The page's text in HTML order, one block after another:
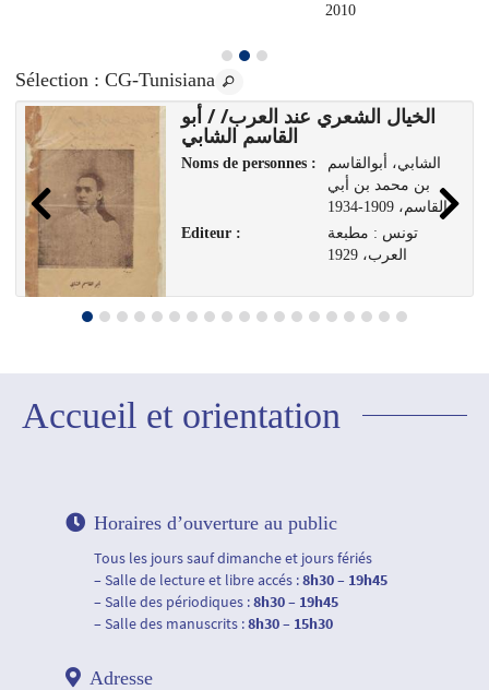
2010
Sélection : CG-Tunisiana
الخيال الشعري عند العرب/ / أبو
القاسم الشابي
Noms de personnes :
الشابي، أبوالقاسم
بن محمد بن أبي
القاسم، 1909-1934
Editeur :
تونس : مطبعة
العرب، 1929
Accueil et orientation
Horaires d’ouverture au public
Tous les jours sauf dimanche et jours fériés
– Salle de lecture et libre accés :8h30 – 19h45
– Salle des périodiques :8h30 – 19h45
– Salle des manuscrits :8h30 – 15h30
Adresse